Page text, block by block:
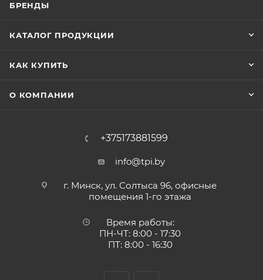
БРЕНДЫ
КАТАЛОГ ПРОДУКЦИИ
КАК КУПИТЬ
О КОМПАНИИ
+375173881599
info@tpi.by
г. Минск, ул. Солтыса 96, офисные
помещения 1-го этажа
Время работы:
ПН-ЧТ: 8:00 - 17:30
ПТ: 8:00 - 16:30